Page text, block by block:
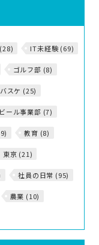
IT未経験 (69)
ゴルフ部 (8)
バスケ (25)
ビール事業部 (7)
教育 (8)
東京 (21)
社員の日常 (95)
農業 (10)